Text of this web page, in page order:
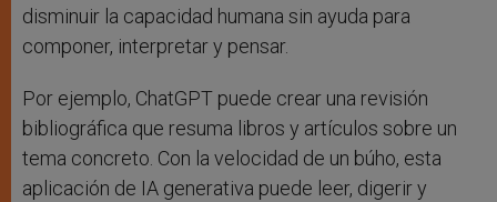
disminuir la capacidad humana sin ayuda para
componer, interpretar y pensar.
Por ejemplo, ChatGPT puede crear una revisión
bibliográfica que resuma libros y artículos sobre un
tema concreto. Con la velocidad de un búho, esta
aplicación de IA generativa puede leer, digerir y